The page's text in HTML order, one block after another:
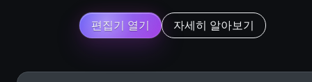
편집기 열기 자세히 알아보기